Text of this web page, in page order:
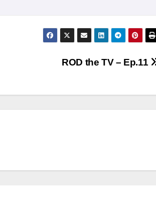
ROD the TV – Ep.11